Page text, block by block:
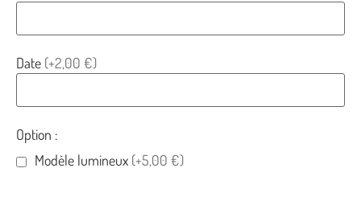
Date (+2,00 €)
Option :
Modèle lumineux (+5,00 €)